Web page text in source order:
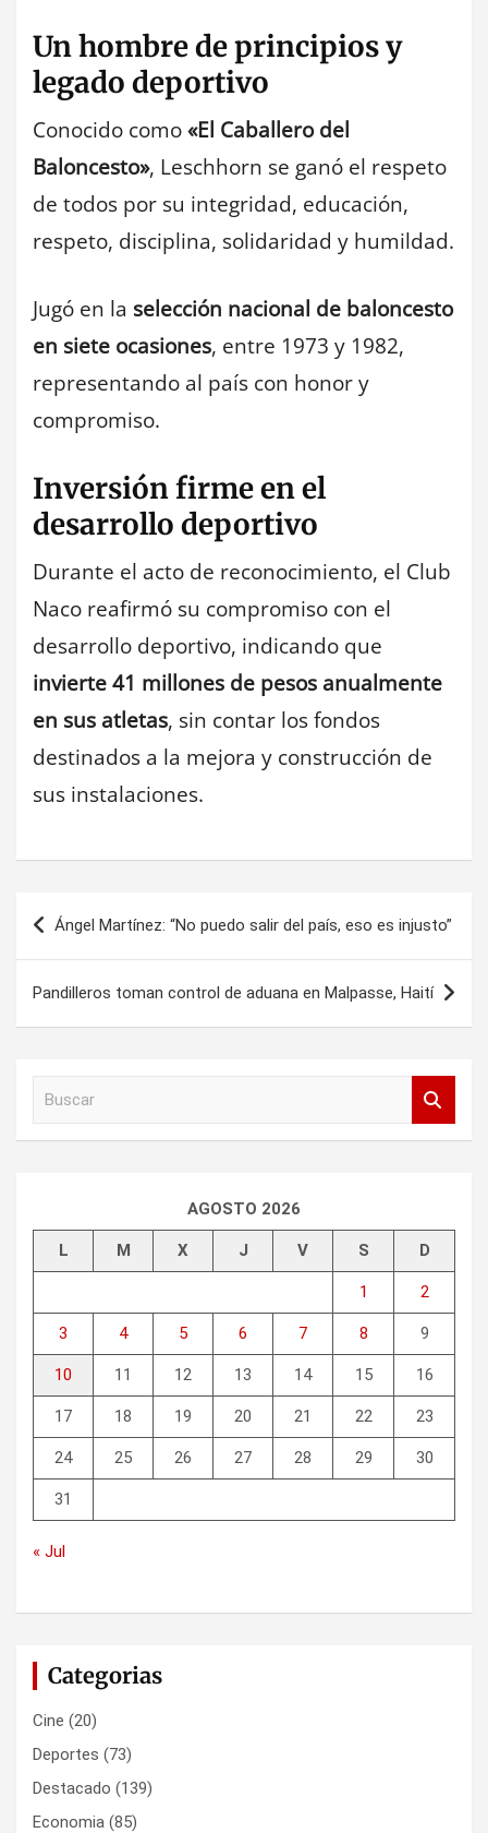
Un hombre de principios y
legado deportivo
Conocido como«El Caballero del
Baloncesto», Leschhorn se ganó el respeto
de todos por su integridad, educación,
respeto, disciplina, solidaridad y humildad.
Jugó en la selección nacional de baloncesto
en siete ocasiones, entre 1973 y 1982,
representando al país con honor y
compromiso.
Inversión firme en el
desarrollo deportivo
Durante el acto de reconocimiento, el Club
Naco reafirmó su compromiso con el
desarrollo deportivo, indicando que
invierte 41 millones de pesos anualmente
en sus atletas, sin contar los fondos
destinados a la mejora y construcción de
sus instalaciones.
Navegación
de
entradas
Ángel Martínez: “No puedo salir del país, eso es injusto”
Pandilleros toman control de aduana en Malpasse, Haití
AGOSTO 2026
L M X J V S D
1 2
3 4 5 6 7 8 9
10 11 12 13 14 15 16
17 18 19 20 21 22 23
24 25 26 27 28 29 30
31
« Jul
Categorias
Cine (20)
Deportes (73)
Destacado (139)
Economia (85)